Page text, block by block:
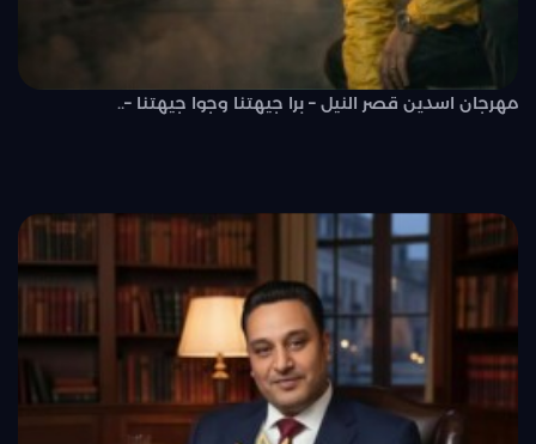
مهرجان اسدين قصر النيل – برا جيهتنا وجوا جيهتنا –..